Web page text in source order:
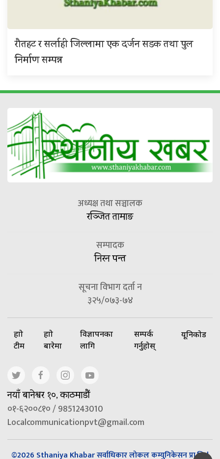
रौतहट र सर्लाही जिल्लामा एक दर्जन सडक तथा पुल
निर्माण सम्पन्न
अध्यक्ष तथा सञ्चालक
रञ्जित तामाङ
सम्पादक
निरन पन्त
सूचना विभाग दर्ता न
३२५/०७३-७४
हाम्रो
टीम
हाम्रो
बारेमा
विज्ञापनका
लागि
सम्पर्क
गर्नुहोस्
यूनिकोड
नयाँ बानेश्वर १०, काठमाडौं
०१-६२००८१० / 9851243010
Localcommunicationpvt@gmail.com
©2026 Sthaniya Khabar सर्वाधिकार लोकल कम्युनिकेसन प्रा.लि |